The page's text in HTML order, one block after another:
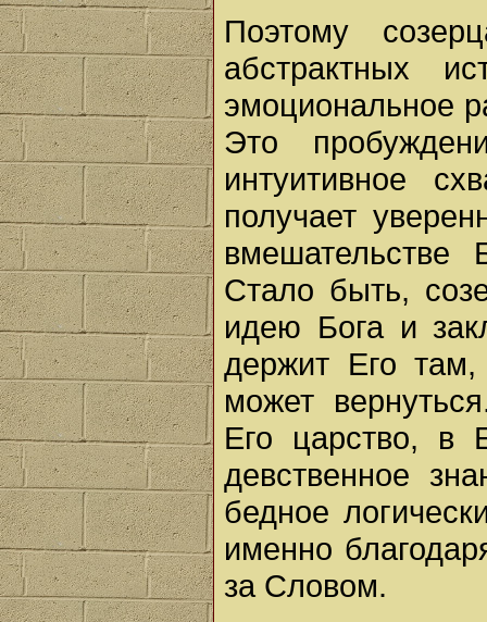
Поэтому
абстрактных
эмоциональное
Это
интуитивное
получает
Стало быть,
идею Бога и
держит Его там,
может
Его царство, в
девственное
бедное
именно
за Словом.